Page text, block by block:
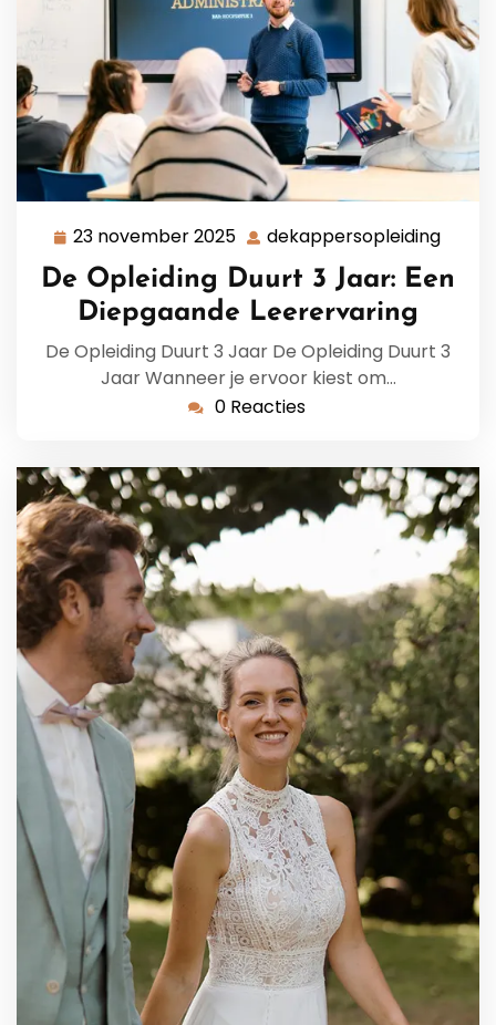
23 november 2025 23
november
2025
dekappersopleiding
De Opleiding Duurt 3 Jaar: Een
Diepgaande Leerervaring
De Opleiding Duurt 3 Jaar De Opleiding Duurt 3
Jaar Wanneer je ervoor kiest om…
0 Reacties